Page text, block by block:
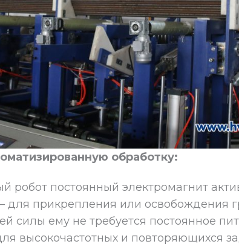
обработку:
робот постоянный электромагнит
для прикрепления или освобождения
ему не требуется постоянное
высокочастотных и повторяющихся